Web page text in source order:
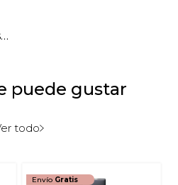
puede gustar
todo
Envío Gratis